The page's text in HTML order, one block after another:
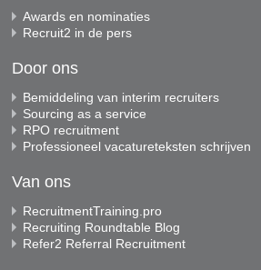
Awards en nominaties
Recruit2 in de pers
Door ons
Bemiddeling van interim recruiters
Sourcing as a service
RPO recruitment
Professioneel vacatureteksten schrijven
Van ons
RecruitmentTraining.pro
Recruiting Roundtable Blog
Refer2 Referral Recruitment